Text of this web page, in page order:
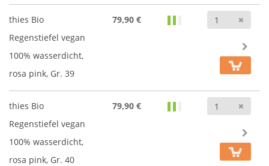
thies Bio
Regenstiefel vegan
100% wasserdicht,
rosa pink, Gr. 39
79,90 €
thies Bio
Regenstiefel vegan
100% wasserdicht,
rosa pink, Gr. 40
79,90 €